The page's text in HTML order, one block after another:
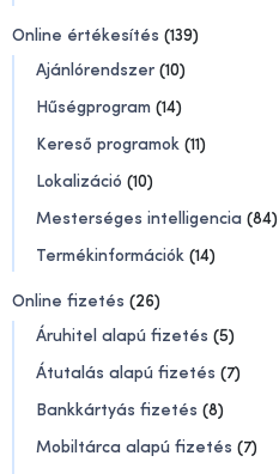
Online értékesítés (139)
Ajánlórendszer (10)
Hűségprogram (14)
Kereső programok (11)
Lokalizáció (10)
Mesterséges intelligencia (84)
Termékinformációk (14)
Online fizetés (26)
Áruhitel alapú fizetés (5)
Átutalás alapú fizetés (7)
Bankkártyás fizetés (8)
Mobiltárca alapú fizetés (7)